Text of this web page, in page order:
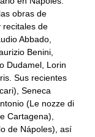
obras de
recitales de
Abbado,
Benini,
Dudamel, Lorin
Sus recientes
Seneca
(Le nozze di
Cartagena),
de Nápoles), así